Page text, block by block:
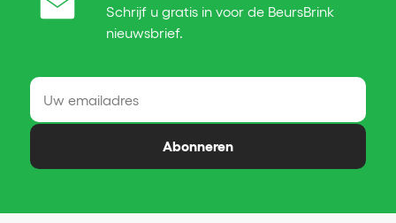
Schrijf u gratis in voor de BeursBrink
nieuwsbrief.
Abonneren